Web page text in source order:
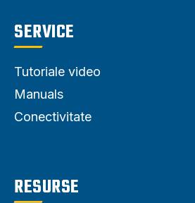
SERVICE
Tutoriale video
Manuals
Conectivitate
RESURSE